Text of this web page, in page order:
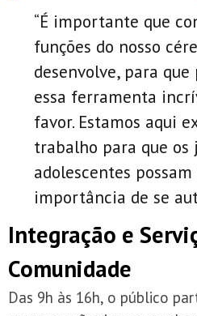
“É importante que
funções do nosso
desenvolve, para que
essa ferramenta
favor. Estamos aqui
trabalho para que os
adolescentes
importância de se
Integração e
Comunidade
Das 9h às 16h, o público